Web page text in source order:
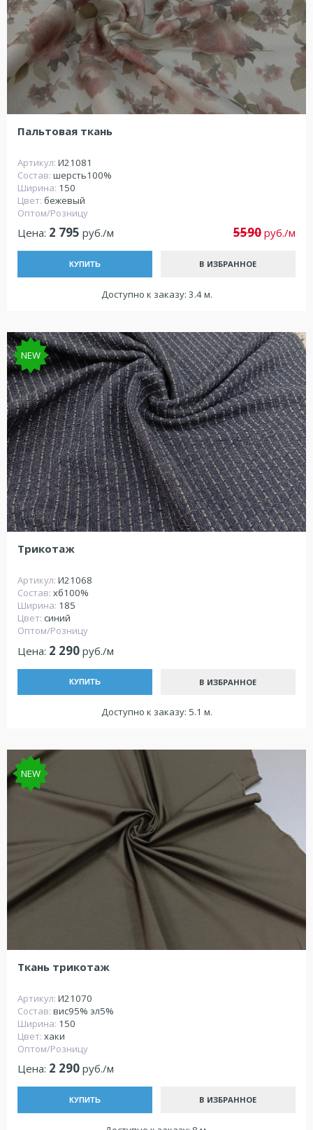
Пальтовая ткань
Артикул: И21081
Состав: шерсть100%
Ширина: 150
Цвет: бежевый
Оптом/Розницу
Цена: 2 795 руб./м 5590 руб./м
КУПИТЬ В ИЗБРАННОЕ
Доступно к заказу: 3.4 м.
NEW
Трикотаж
Артикул: И21068
Состав: хб100%
Ширина: 185
Цвет: синий
Оптом/Розницу
Цена: 2 290 руб./м
КУПИТЬ В ИЗБРАННОЕ
Доступно к заказу: 5.1 м.
NEW
Ткань трикотаж
Артикул: И21070
Состав: вис95% эл5%
Ширина: 150
Цвет: хаки
Оптом/Розницу
Цена: 2 290 руб./м
КУПИТЬ В ИЗБРАННОЕ